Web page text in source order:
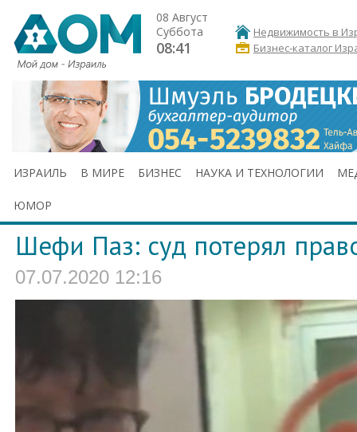
08 Август
Суббота
08:41
Недвижимость в
Бизнес-каталог
ИЗРАИЛЬ В МИРЕ БИЗНЕС НАУКА И ТЕХНОЛОГИИ
ЮМОР
Шефи Паз: суд потерял
07.07.2020 12:16